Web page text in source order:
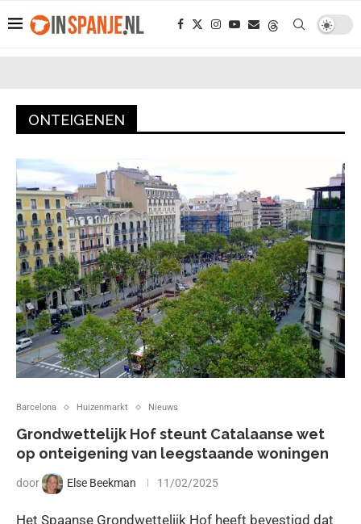
ONTEIGENEN
Barcelona Huizenmarkt Nieuws
Grondwettelijk Hof steunt Catalaanse wet
op onteigening van leegstaande woningen
door Else Beekman 11/02/2025
Het Spaanse Grondwettelijk Hof heeft bevestigd dat